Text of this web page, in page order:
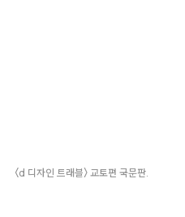
〈d 디자인 트래블〉 교토편 국문판.